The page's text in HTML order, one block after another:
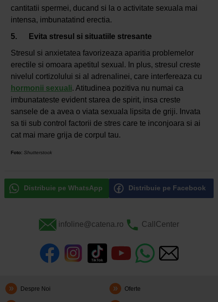
cantitatii spermei, ducand si la o activitate sexuala mai
intensa, imbunatatind erectia.
5. Evita stresul si situatiile stresante
Stresul si anxietatea favorizeaza aparitia problemelor
erectile si omoara apetitul sexual. In plus, stresul creste
nivelul cortizolului si al adrenalinei, care interfereaza cu
hormonii sexuali. Atitudinea pozitiva nu numai ca
imbunatateste evident starea de spirit, insa creste
sansele de a avea o viata sexuala lipsita de griji. Invata
sa tii sub control factorii de stres care te inconjoara si ai
cat mai mare grija de corpul tau.
Foto: Shutterstock
Distribuie pe WhatsApp Distribuie pe Facebook
infoline@catena.ro CallCenter
Despre Noi Oferte